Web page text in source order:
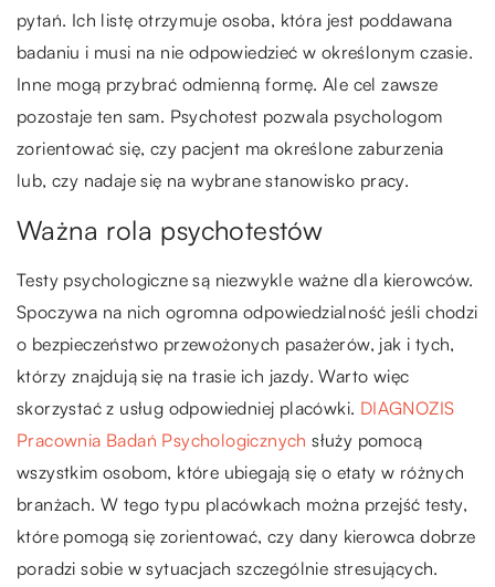
pytań. Ich listę otrzymuje osoba, która jest poddawana
badaniu i musi na nie odpowiedzieć w określonym czasie.
Inne mogą przybrać odmienną formę. Ale cel zawsze
pozostaje ten sam. Psychotest pozwala psychologom
zorientować się, czy pacjent ma określone zaburzenia
lub, czy nadaje się na wybrane stanowisko pracy.
Ważna rola psychotestów
Testy psychologiczne są niezwykle ważne dla kierowców.
Spoczywa na nich ogromna odpowiedzialność jeśli chodzi
o bezpieczeństwo przewożonych pasażerów, jak i tych,
którzy znajdują się na trasie ich jazdy. Warto więc
skorzystać z usług odpowiedniej placówki. DIAGNOZIS
Pracownia Badań Psychologicznych służy pomocą
wszystkim osobom, które ubiegają się o etaty w różnych
branżach. W tego typu placówkach można przejść testy,
które pomogą się zorientować, czy dany kierowca dobrze
poradzi sobie w sytuacjach szczególnie stresujących.